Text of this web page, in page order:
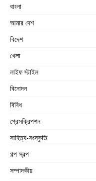
বাংলা
আমার দেশ
বিদেশ
খেলা
লাইফ স্টাইল
বিনোদন
বিবিধ
প্রেসক্রিপশন
সাহিত্য-সংস্কৃতি
গল্প স্বল্প
সম্পাদকীয়